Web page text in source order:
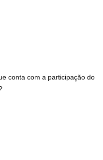
conta com a participação do